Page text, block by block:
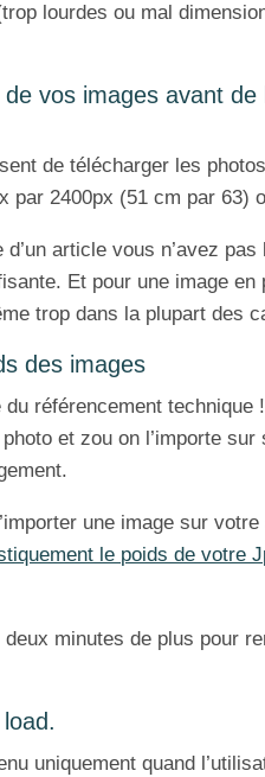
lourdes ou mal
vos images avant
de télécharger les
par 2400px (51 cm par 63)
article vous n’avez pas
Et pour une image
trop dans la plupart des
des images
référencement technique !
et zou on l’importe
une image sur
le poids de votre
minutes de plus pour
uniquement quand